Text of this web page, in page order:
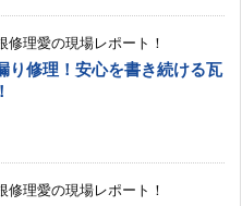
修理愛の現場レポート！
り修理！安心を書き続ける瓦
修理愛の現場レポート！